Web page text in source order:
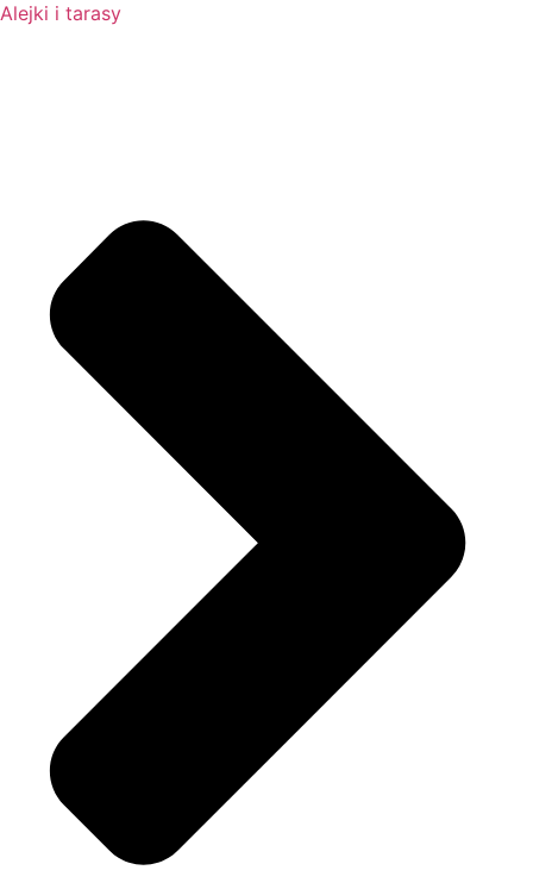
Alejki i tarasy